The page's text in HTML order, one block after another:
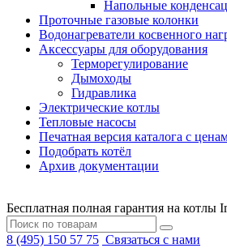
Напольные
Проточные газовые колонки
Водонагреватели косвенного
Аксессуары для оборудования
Терморегулирование
Дымоходы
Гидравлика
Электрические котлы
Тепловые насосы
Печатная версия каталога с
Подобрать котёл
Архив документации
Бесплатная полная гарантия на котлы
8 (495) 150 57 75 Связаться с нами